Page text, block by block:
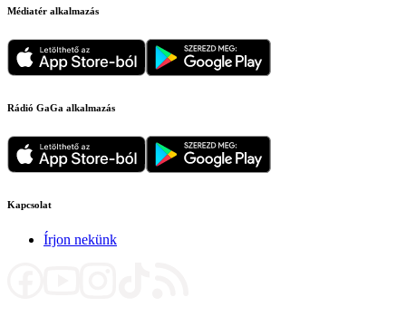
Médiatér alkalmazás
Rádió GaGa alkalmazás
Kapcsolat
Írjon nekünk